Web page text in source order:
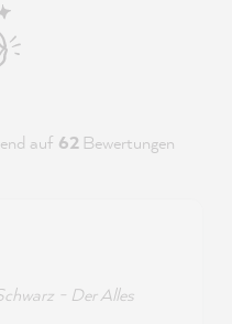
auf 62 Bewertungen
- Der Alles